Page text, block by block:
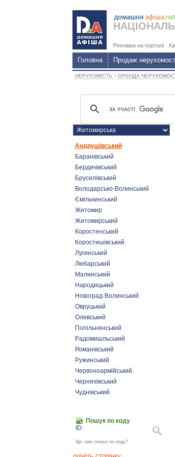
Реклама на порталі
Головна Продаж
НЕРУХОМІСТЬ › ОРЕНДА
Андрушівський
Баранівський
Бердичівський
Брусилівський
Володарсько-Волинський
Ємільчинський
Житомир
Житомирський
Коростенський
Коростишівський
Лугинський
Любарський
Малинський
Народицький
Новоград-Волинський
Овруцький
Олевський
Попільнянський
Радомишльський
Романівський
Ружинський
Червоноармійський
Черняхівський
Чуднівський
Пошук по коду
ID:
Що таке пошук по коду?